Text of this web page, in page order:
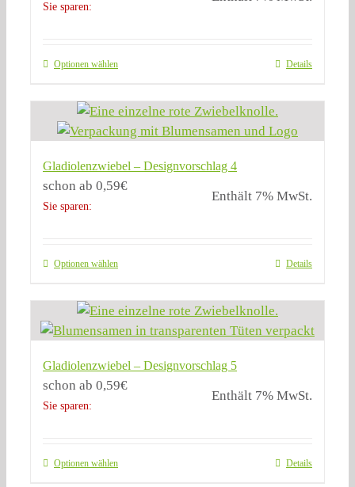
Sie sparen:
Optionen wählen Details
Gladiolenzwiebel – Designvorschlag 4
schon ab 0,59€
Sie sparen:
Enthält 7% MwSt.
Optionen wählen Details
Gladiolenzwiebel – Designvorschlag 5
schon ab 0,59€
Sie sparen:
Enthält 7% MwSt.
Optionen wählen Details